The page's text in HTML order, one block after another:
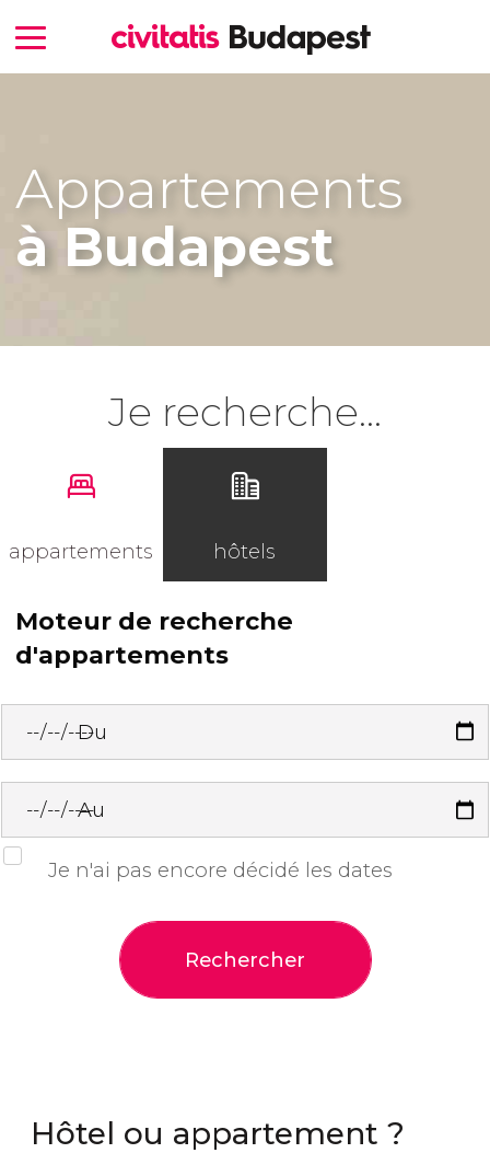
Appartements
à Budapest
Je recherche...
appartements hôtels
Moteur de recherche
d'appartements
Du
Au
Je n'ai pas encore décidé les dates
Rechercher
Hôtel ou appartement ?